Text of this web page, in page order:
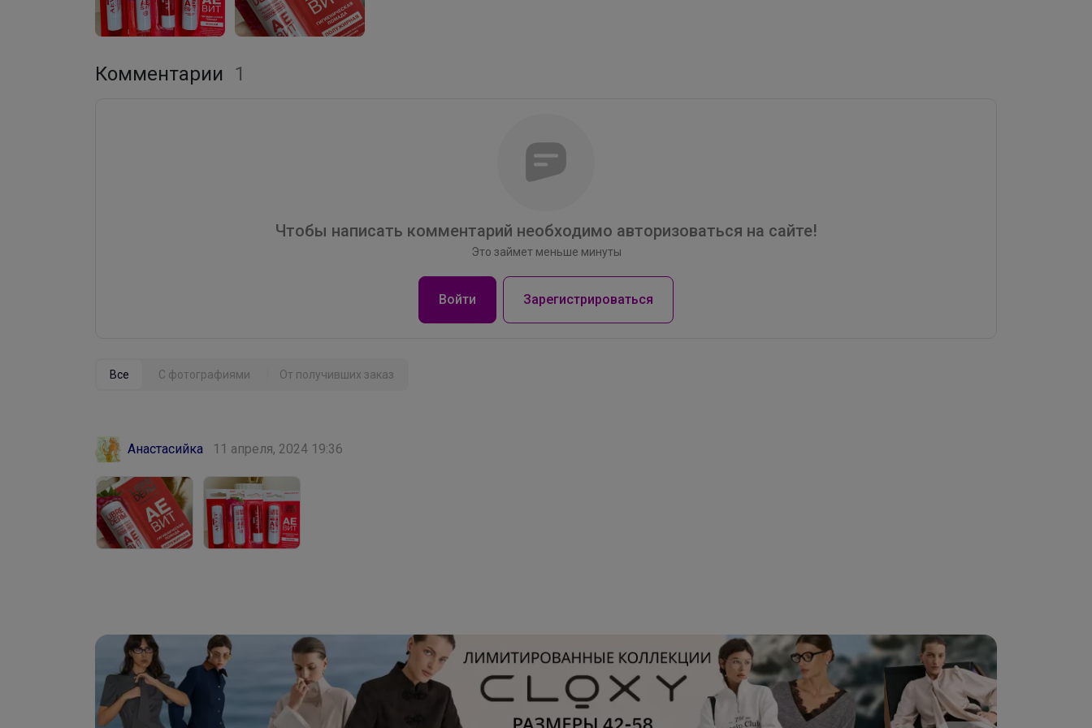
Комментарии 1
Чтобы написать комментарий необходимо авторизоваться на сайте!
Это займет меньше минуты
Войти Зарегистрироваться
Все С фотографиями От получивших заказ
Анастасийка 11 апреля, 2024 19:36
Кеды на сменку
Брюнетка